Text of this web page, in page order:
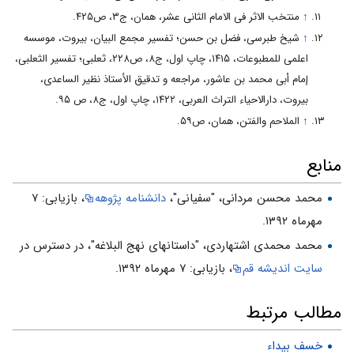
↑ منتخب الاثر فی الامام الثانی عشر، همان، ج۳، ص۴۲۵.
↑ شیخ طبرسی، فضل بن حسن؛ تفسیر مجمع البیان، بیروت، موسسه
اعلمی للمطبوعات، ۱۴۱۵، چاپ اول، ج۸، ص۲۲۸، ثعلبی؛ تفسیر الثعلبی،
إمام أبی محمد بن عاشور، مراجعه و تدقیق الأستاذ نظیر الساعدی،
بیروت، دارالاحیاء التراث العربی، ۱۴۲۲، چاپ اول، ج۸، ص ۹۵.
↑ الملاحم والفتن، همان، ص۵۹.
منابع
محمد محسن مردانی، "سفیانی"، دانشنامه پژوهه
، بازیابی: ۷
مهرماه ۱۳۹۲.
محمد محمدی اشتهاردی، "داستانهای نهج البلاغه"، در دسترس در
سایت اندیشه قم ، بازیابی: ۷ مهرماه ۱۳۹۲.
مطالب مرتبط
خسف بیداء